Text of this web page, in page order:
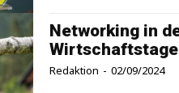
Networking in
Redaktion - 02/09/2024